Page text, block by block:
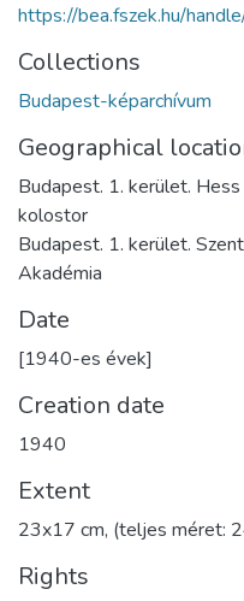
https://bea.fszek.hu/
Collections
Budapest-képarchívum
Geographical
Budapest. 1. kerület.
kolostor
Budapest. 1. kerület.
Akadémia
Date
[1940-es évek]
Creation date
1940
Extent
23x17 cm, (teljes méret:
Rights